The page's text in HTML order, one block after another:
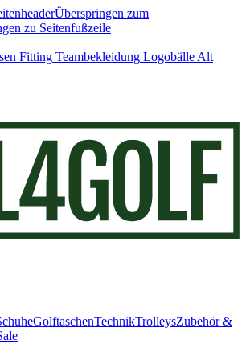
Überspringen zum
zu Seitenfußzeile
Fitting Teambekleidung Logobälle Alt
GolftaschenTechnikTrolleysZubehör &